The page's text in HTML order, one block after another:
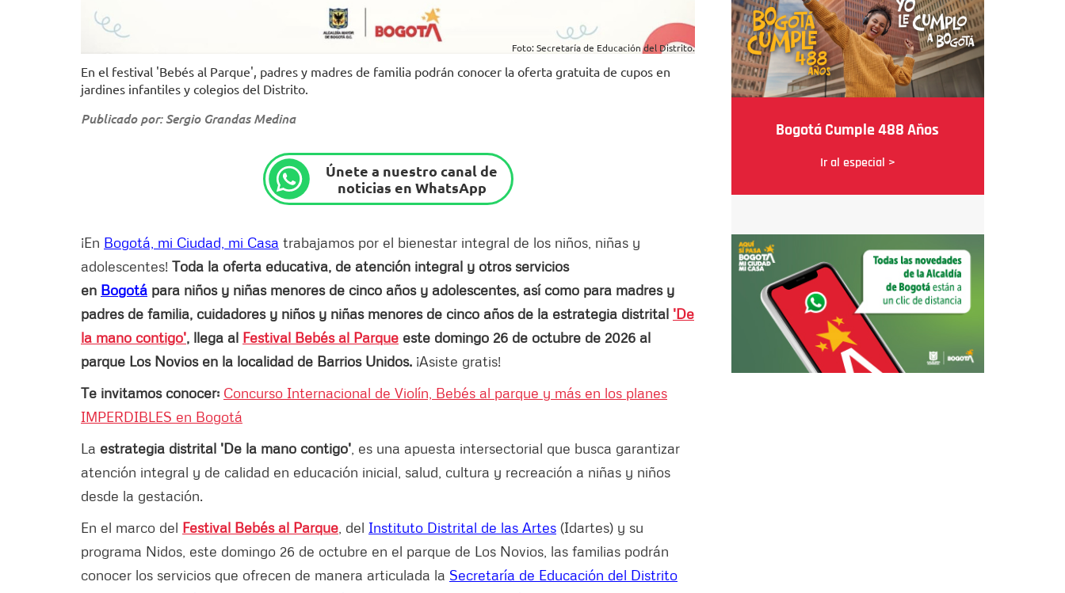
Foto: Secretaría de Educación del Distrito.
En el festival 'Bebés al Parque', padres y madres de familia podrán conocer la oferta gratuita de cupos en
jardines infantiles y colegios del Distrito.
Publicado por: Sergio Grandas Medina
Únete a nuestro canal de
noticias en WhatsApp
¡En Bogotá, mi Ciudad, mi Casa trabajamos por el bienestar integral de los niños, niñas y
adolescentes! Toda la oferta educativa, de atención integral y otros servicios
en Bogotá para niños y niñas menores de cinco años y adolescentes, así como para madres y
padres de familia, cuidadores y niños y niñas menores de cinco años de la estrategia distrital 'De
la mano contigo', llega al Festival Bebés al Parque este domingo 26 de octubre de 2026 al
parque Los Novios en la localidad de Barrios Unidos. ¡Asiste gratis!
Te invitamos conocer: Concurso Internacional de Violín, Bebés al parque y más en los planes
IMPERDIBLES en Bogotá
La estrategia distrital 'De la mano contigo' , es una apuesta intersectorial que busca garantizar
atención integral y de calidad en educación inicial, salud, cultura y recreación a niñas y niños
desde la gestación.
En el marco del Festival Bebés al Parque , del Instituto Distrital de las Artes (Idartes) y su
programa Nidos, este domingo 26 de octubre en el parque de Los Novios, las familias podrán
conocer los servicios que ofrecen de manera articulada la Secretaría de Educación del Distrito
Bogotá Cumple 488 Años
Ir al especial >